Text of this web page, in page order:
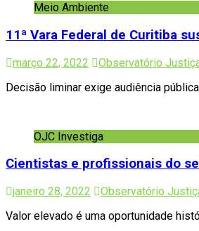
Meio Ambiente
11ª Vara Federal de Curitiba
março 22, 2022 Observatório
Decisão liminar exige audiência
OJC Investiga
Cientistas e profissionais do
janeiro 28, 2022 Observatório
Valor elevado é uma oportunidade